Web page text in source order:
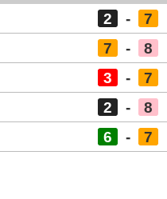
2 - 7
7 - 8
3 - 7
2 - 8
6 - 7